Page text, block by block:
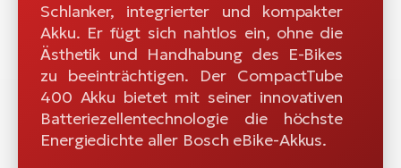
Schlanker, integrierter und kompakter
Akku. Er fügt sich nahtlos ein, ohne die
Ästhetik und Handhabung des E-Bikes
zu beeinträchtigen. Der CompactTube
400 Akku bietet mit seiner innovativen
Batteriezellentechnologie die höchste
Energiedichte aller Bosch eBike-Akkus.